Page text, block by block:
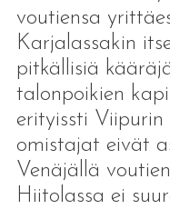
voutiensa
Karjalassakin
pitkällisiä
talonpoikien
erityissti Viipurin
omistajat eivät
Venäjällä
Hiitolassa ei